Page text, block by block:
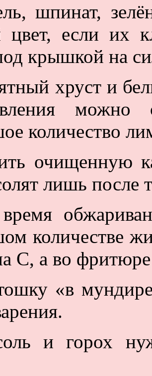
шпинат,
цвет, если их
крышкой на
хруст и
количество
очищенную
лишь после
количестве
С, а во
«в
и горох